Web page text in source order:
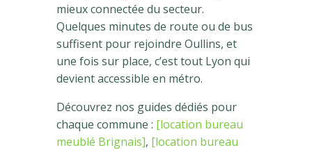
mieux connectée du secteur.
Quelques minutes de route ou de bus
suffisent pour rejoindre Oullins, et
une fois sur place, c’est tout Lyon qui
devient accessible en métro.
Découvrez nos guides dédiés pour
chaque commune : [location bureau
meublé Brignais], [location bureau